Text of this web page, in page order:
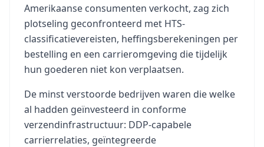
Amerikaanse consumenten verkocht, zag zich
plotseling geconfronteerd met HTS-
classificatievereisten, heffingsberekeningen per
bestelling en een carrieromgeving die tijdelijk
hun goederen niet kon verplaatsen.
De minst verstoorde bedrijven waren die welke
al hadden geïnvesteerd in conforme
verzendinfrastructuur: DDP-capabele
carrierrelaties, geïntegreerde